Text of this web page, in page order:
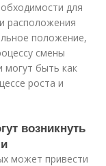
для
расположения
положение,
смены
могут быть как
роста и
возникнуть
может привести